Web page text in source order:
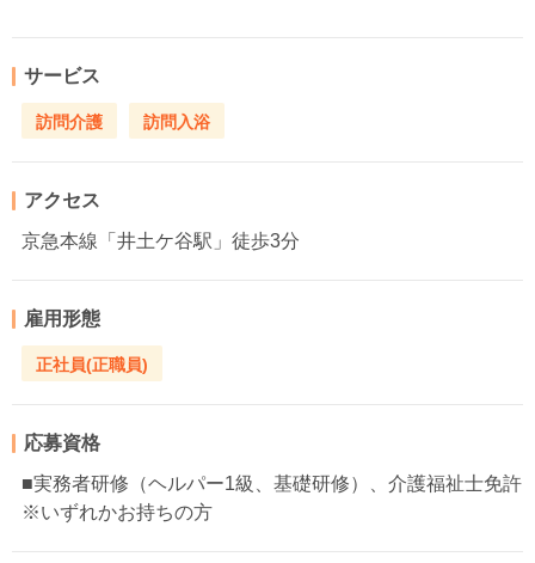
サービス
訪問介護 訪問入浴
アクセス
京急本線「井土ケ谷駅」徒歩3分
雇用形態
正社員(正職員)
応募資格
■実務者研修（ヘルパー1級、基礎研修）、介護福祉士免許
※いずれかお持ちの方